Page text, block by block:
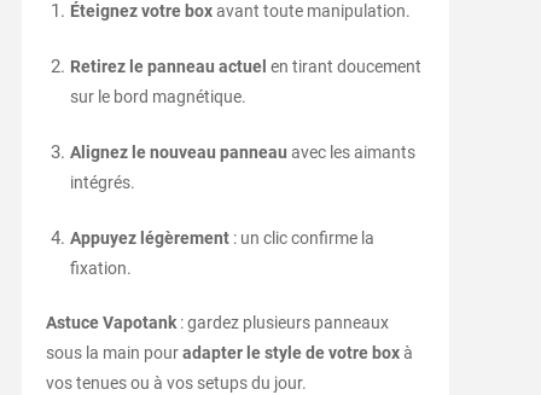
Éteignez votre boxavant toute manipulation.
Retirez le panneau actuel en tirant doucement
sur le bord magnétique.
Alignez le nouveau panneau avec les aimants
intégrés.
Appuyez légèrement: un clic confirme la
fixation.
Astuce Vapotank: gardez plusieurs panneaux
sous la main pouradapter le style de votre boxà
vos tenues ou à vos setups du jour.